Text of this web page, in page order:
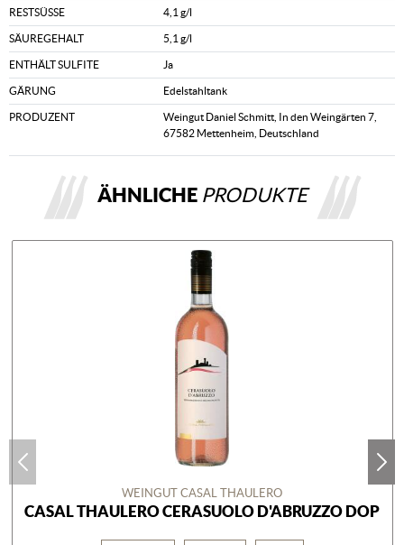
RESTSÜSSE 4,1 g/l
SÄUREGEHALT 5,1 g/l
ENTHÄLT SULFITE Ja
GÄRUNG Edelstahltank
PRODUZENT
Weingut Daniel Schmitt, In den Weingärten 7,
67582 Mettenheim, Deutschland
ÄHNLICHE PRODUKTE
WEINGUT CASAL THAULERO
CASAL THAULERO CERASUOLO D'ABRUZZO DOP